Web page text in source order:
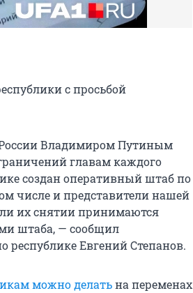
с просьбой
Владимиром Путиным
главам каждого
создан оперативный штаб по
числе и представители нашей
их снятии принимаются
штаба, — сообщил
республике Евгений Степанов.
можно делатьна переменах